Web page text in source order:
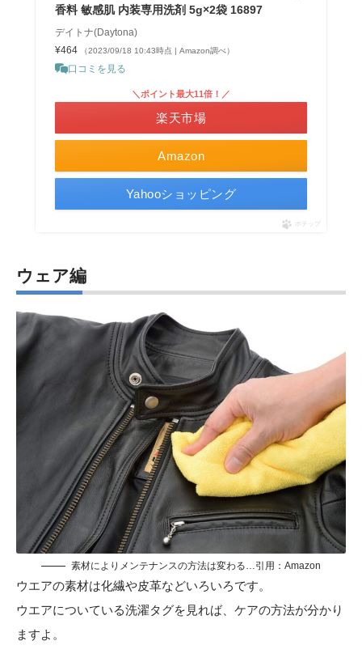
香料 敏感肌 内装専用洗剤 5g×2袋 16897
デイトナ(Daytona)
¥464
（2023/09/18 10:43時点 | Amazon調べ）
口コミを見る
Amazon
＼ポイント最大11倍！／
楽天市場
Yahooショッピング
ポチップ
ウェア編
素材によりメンテナンスの方法は変わる…引用： Amazon
ウエアの素材は化繊や皮革などいろいろです。
ウエアについている洗濯タグを見れば、ケアの方法が分かり
ますよ。